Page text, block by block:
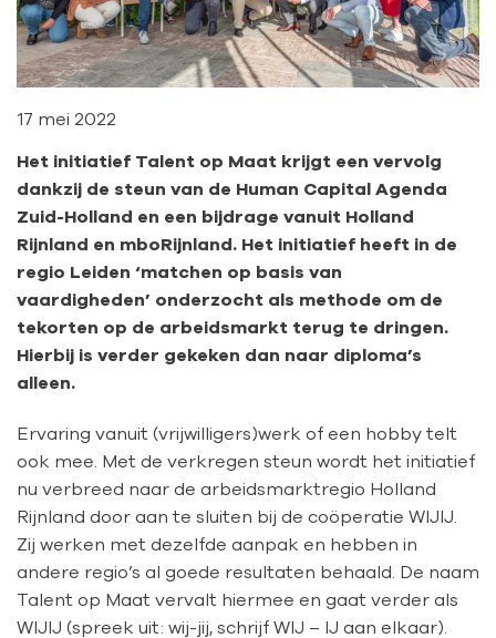
17 mei 2022
Het initiatief Talent op Maat krijgt een vervolg
dankzij de steun van de Human Capital Agenda
Zuid-Holland en een bijdrage vanuit Holland
Rijnland en mboRijnland. Het initiatief heeft in de
regio Leiden ‘matchen op basis van
vaardigheden’ onderzocht als methode om de
tekorten op de arbeidsmarkt terug te dringen.
Hierbij is verder gekeken dan naar diploma’s
alleen.
Ervaring vanuit (vrijwilligers)werk of een hobby telt
ook mee. Met de verkregen steun wordt het initiatief
nu verbreed naar de arbeidsmarktregio Holland
Rijnland door aan te sluiten bij de coöperatie WIJIJ.
Zij werken met dezelfde aanpak en hebben in
andere regio’s al goede resultaten behaald. De naam
Talent op Maat vervalt hiermee en gaat verder als
WIJIJ (spreek uit: wij-jij, schrijf WIJ – IJ aan elkaar).